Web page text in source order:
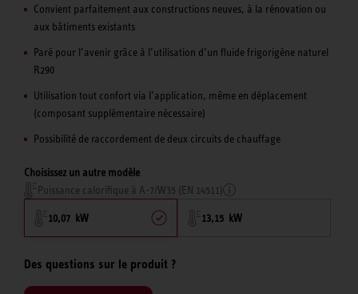
Convient parfaitement aux constructions neuves, à la rénovation ou
aux bâtiments existants
Paré pour l’avenir grâce à l’utilisation d’un fluide frigorigène naturel
R290
Utilisation tout confort via l’application, même en déplacement
(composant supplémentaire nécessaire)
Possibilité de raccordement de deux circuits de chauffage
Choisissez un autre modèle
Puissance calorifique à A-7/W35 (EN 14511)
10,07 kW 13,15 kW
Des questions sur le produit ?